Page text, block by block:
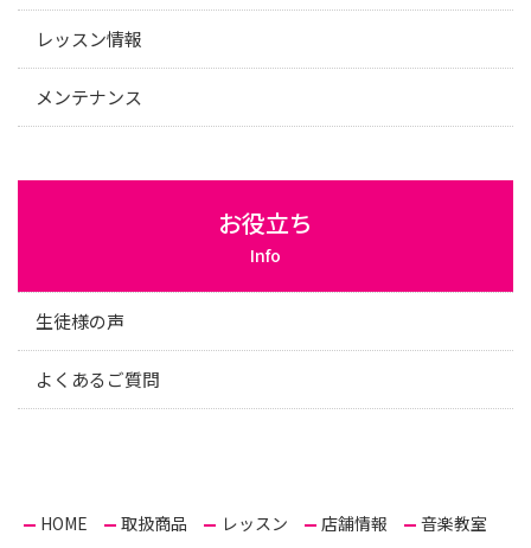
レッスン情報
メンテナンス
お役立ち
Info
生徒様の声
よくあるご質問
HOME 取扱商品 レッスン 店舗情報
音楽教室